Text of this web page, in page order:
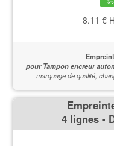
8.11 €
pour Tampon encreur
marquage de qualité,
4 lignes -